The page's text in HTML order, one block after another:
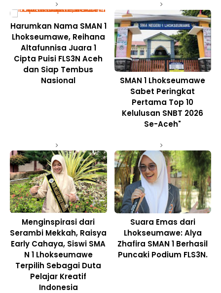
Harumkan Nama SMAN 1
Lhokseumawe, Reihana
Altafunnisa Juara 1
Cipta Puisi FLS3N Aceh
dan Siap Tembus
Nasional
SMAN 1 Lhokseumawe
Sabet Peringkat
Pertama Top 10
Kelulusan SNBT 2026
Se-Aceh"
Menginspirasi dari
Serambi Mekkah, Raisya
Early Cahaya, Siswi SMA
N 1 Lhokseumawe
Terpilih Sebagai Duta
Pelajar Kreatif
Indonesia
Suara Emas dari
Lhokseumawe: Alya
Zhafira SMAN 1 Berhasil
Puncaki Podium FLS3N.